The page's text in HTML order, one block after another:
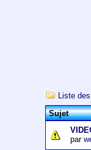
Liste
Sujet
par